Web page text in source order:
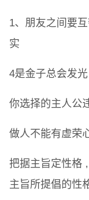
1、朋友之间要
实
4是金子总会发
你选择的主人公
做人不能有虚荣
把据主旨定性格
主旨所提倡的性